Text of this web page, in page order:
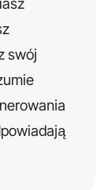
swój